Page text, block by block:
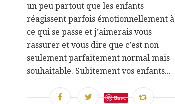
un peu partout que les enfants
réagissent parfois émotionnellement à
ce qui se passe et j’aimerais vous
rassurer et vous dire que c’est non
seulement parfaitement normal mais
souhaitable. Subitement vos enfants...
Save